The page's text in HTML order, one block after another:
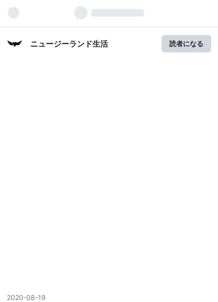
ニュージーランド生活 読者になる
2020-08-19